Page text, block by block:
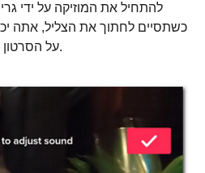
להתחיל את המוזיקה על ידי
כשתסיים לחתוך את הצליל, אתה
על הסרטון שלך לפני הפרסום.